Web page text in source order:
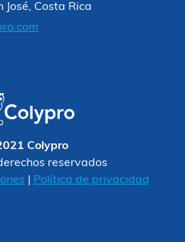
Costa Rica
Colypro
reservados
Política de privacidad